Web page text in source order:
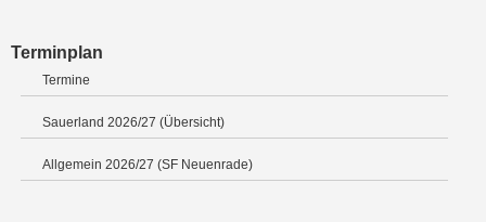
Terminplan
Termine
Sauerland 2026/27 (Übersicht)
Allgemein 2026/27 (SF Neuenrade)